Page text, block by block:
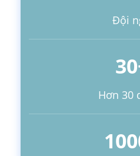
Đội
Hơn 30